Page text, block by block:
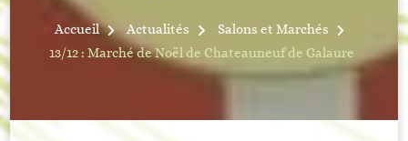
Accueil Actualités
Salons et Marchés
13/12 : Marché de Noël de Chateauneuf de Galaure